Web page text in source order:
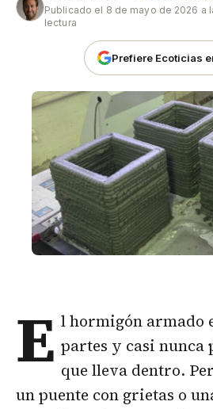
Publicado el 8 de mayo de 2026 a
lectura
Prefiere Ecoticias
E l hormigón armado
partes y casi nunca
que lleva dentro.
un puente con grietas o